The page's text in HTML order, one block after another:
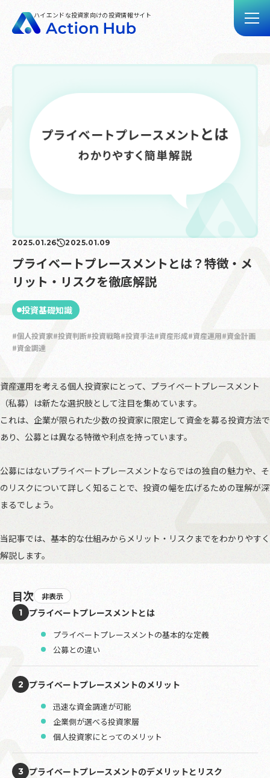
ハイエンドな投資家向けの投資情報サイト
Action Hubとは
お問い合わせ
2025.01.26 2025.01.09
プライベートプレースメントとは？特徴・メ
リット・リスクを徹底解説
投資基礎知識
個人投資家 投資判断 投資戦略 投資手法 資産形成 資産運用 資金計画
資金調達
資産運用を考える個人投資家にとって、プライベートプレースメント
（私募）は新たな選択肢として注目を集めています。
これは、企業が限られた少数の投資家に限定して資金を募る投資方法で
あり、公募とは異なる特徴や利点を持っています。
公募にはないプライベートプレースメントならではの独自の魅力や、そ
のリスクについて詳しく知ることで、投資の幅を広げるための理解が深
まるでしょう。
当記事では、基本的な仕組みからメリット・リスクまでをわかりやすく
解説します。
目次 非表示
1 プライベートプレースメントとは
プライベートプレースメントの基本的な定義
公募との違い
2 プライベートプレースメントのメリット
迅速な資金調達が可能
企業側が選べる投資家層
個人投資家にとってのメリット
3 プライベートプレースメントのデメリットとリスク